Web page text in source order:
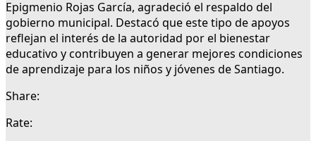
Epigmenio Rojas García, agradeció el respaldo del
gobierno municipal. Destacó que este tipo de apoyos
reflejan el interés de la autoridad por el bienestar
educativo y contribuyen a generar mejores condiciones
de aprendizaje para los niños y jóvenes de Santiago.
Share:
Rate: